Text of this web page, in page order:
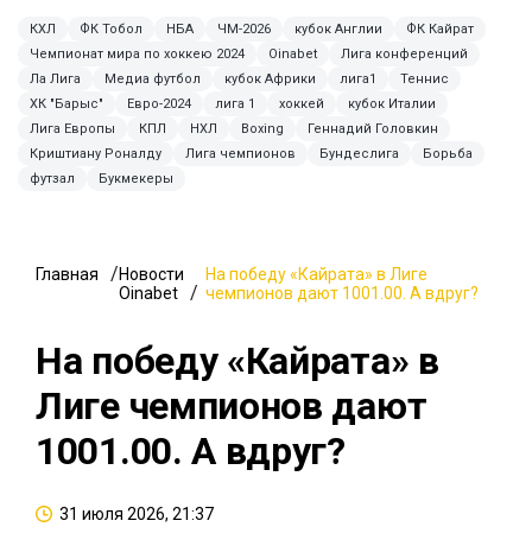
КХЛ ФК Тобол НБА ЧМ-2026 кубок Англии
ФК Кайрат
Чемпионат мира по хоккею 2024
Oinabet
Лига конференций
Ла Лига
Медиа футбол кубок Африки лига1
Теннис
ХК "Барыс"
Евро-2024 лига 1 хоккей
кубок Италии
Лига Европы
КПЛ НХЛ Boxing
Геннадий Головкин
Криштиану Роналду
Лига чемпионов Бундеслига
Борьба
футзал
Букмекеры
Главная
Новости
Oinabet
На победу «Кайрата» в Лиге
чемпионов дают 1001.00. А вдруг?
На победу «Кайрата» в
Лиге чемпионов дают
1001.00. А вдруг?
31 июля 2026, 21:37